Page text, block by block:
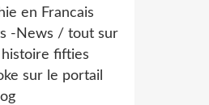
en Francais
-News / tout sur
histoire fifties
sur le portail